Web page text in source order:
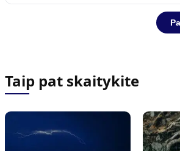
Taip pat skaitykite